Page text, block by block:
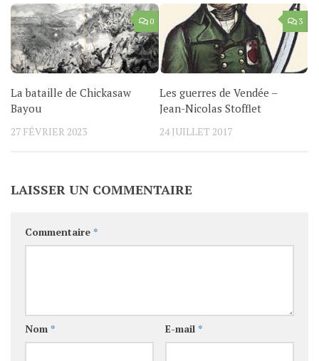
0
La bataille de Chickasaw
Bayou
27 FÉVRIER 2023
3
Les guerres de Vendée –
Jean-Nicolas Stofflet
24 JUILLET 2017
LAISSER UN COMMENTAIRE
Commentaire *
Nom * E-mail *